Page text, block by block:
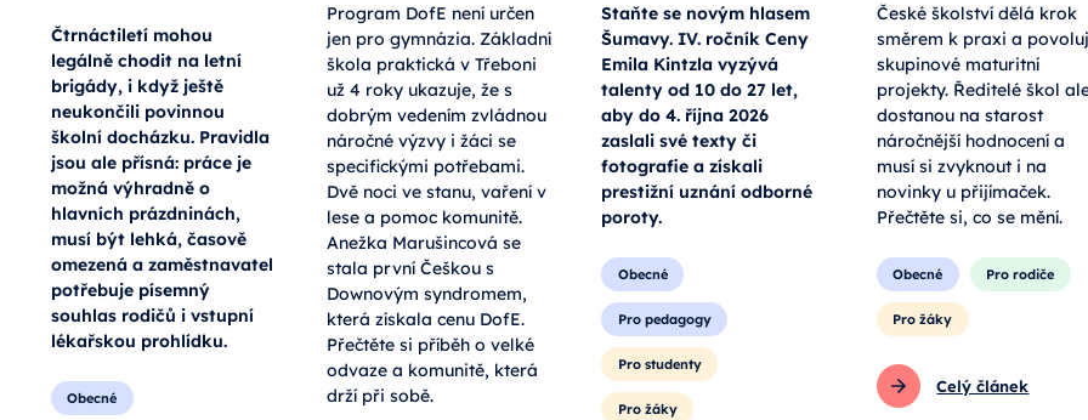
Čtrnáctiletí mohou
legálně chodit na letní
brigády, i když ještě
neukončili povinnou
školní docházku. Pravidla
jsou ale přísná: práce je
možná výhradně o
hlavních prázdninách,
musí být lehká, časově
omezená a zaměstnavatel
potřebuje písemný
souhlas rodičů i vstupní
lékařskou prohlídku.
Obecné
Program DofE není určen
jen pro gymnázia. Základní
škola praktická v Třeboni
už 4 roky ukazuje, že s
dobrým vedením zvládnou
náročné výzvy i žáci se
specifickými potřebami.
Dvě noci ve stanu, vaření v
lese a pomoc komunitě.
Anežka Marušincová se
stala první Češkou s
Downovým syndromem,
která získala cenu DofE.
Přečtěte si příběh o velké
odvaze a komunitě, která
drží při sobě.
Staňte se novým hlasem
Šumavy. IV. ročník Ceny
Emila Kintzla vyzývá
talenty od 10 do 27 let,
aby do 4. října 2026
zaslali své texty či
fotografie a získali
prestižní uznání odborné
poroty.
Obecné
Pro pedagogy
Pro studenty
Pro žáky
České školství dělá krok
směrem k praxi a
skupinové maturitní
projekty. Ředitelé škol
dostanou na starost
náročnější hodnocení a
musí si zvyknout i na
novinky u přijímaček.
Přečtěte si, co se mění.
Obecné Pro rodiče
Pro žáky
Celý článek